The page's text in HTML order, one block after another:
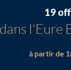
19
dans l'Eure
à partir de